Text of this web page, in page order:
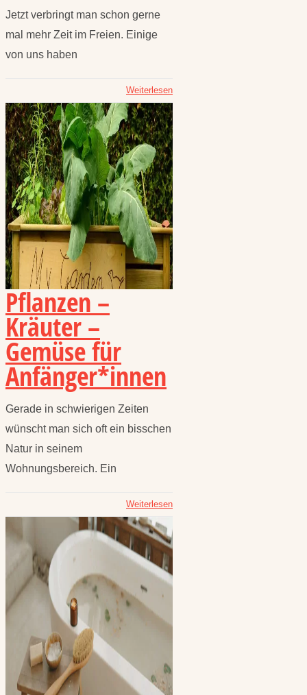
Jetzt verbringt man schon gerne
mal mehr Zeit im Freien. Einige
von uns haben
Weiterlesen
Pflanzen –
Kräuter –
Gemüse für
Anfänger*innen
Gerade in schwierigen Zeiten
wünscht man sich oft ein bisschen
Natur in seinem
Wohnungsbereich. Ein
Weiterlesen